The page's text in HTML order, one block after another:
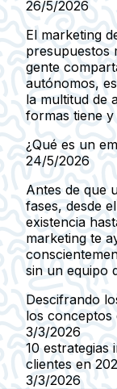
26/5/2026
El marketing
presupuestos
gente
autónomos,
la multitud de
formas tiene
¿Qué es un
24/5/2026
Antes de que
fases, desde
existencia
marketing te
sin un equipo
Descifrando
los conceptos
3/3/2026
10
clientes en
3/3/2026